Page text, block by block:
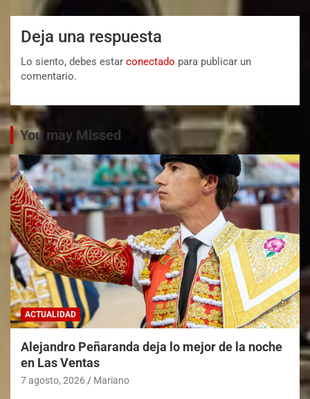
Deja una respuesta
Lo siento, debes estar conectado para publicar un
comentario.
You may Missed
ACTUALIDAD
Alejandro Peñaranda deja lo mejor de la noche
en Las Ventas
7 agosto, 2026 Mariano